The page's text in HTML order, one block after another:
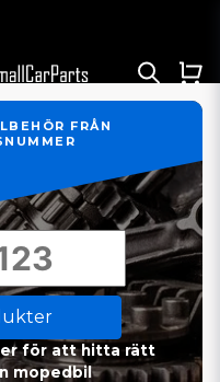
FRÅN
för att hitta rätt
mopedbil